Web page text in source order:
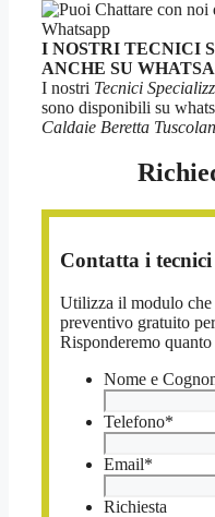
I NOSTRI TECNICI
ANCHE SU
I nostri Tecnici
sono disponibili su
Caldaie Beretta
Contatta i
Utilizza il modulo che
preventivo gratuito
Risponderemo
Nome e
Telefono*
Email*
Richiesta